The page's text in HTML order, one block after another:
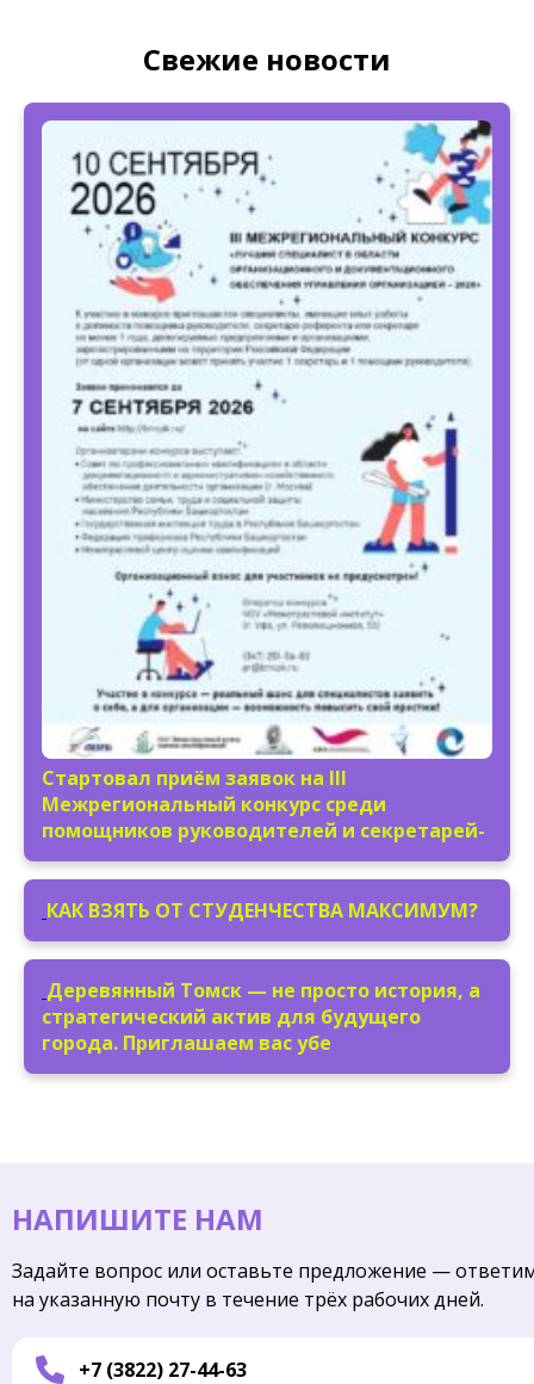
Свежие новости
Стартовал приём заявок на III
Межрегиональный конкурс среди
помощников руководителей и секретарей-
КАК ВЗЯТЬ ОТ СТУДЕНЧЕСТВА МАКСИМУМ?
Деревянный Томск — не просто история, а
стратегический актив для будущего
города. Приглашаем вас убе
НАПИШИТЕ НАМ
Задайте вопрос или оставьте предложение —
на указанную почту в течение трёх рабочих дней.
+7 (3822) 27-44-63